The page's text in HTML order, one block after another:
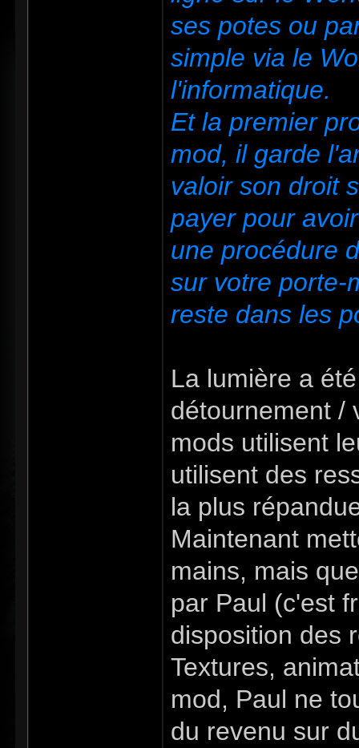
ses potes ou
simple via le
l'informatique.
Et la premier
mod, il garde
valoir son droit
payer pour
une procédure
sur votre porte-
reste dans les
La lumière a
détournement /
mods utilisent
utilisent des
la plus
Maintenant
mains, mais
par Paul (c'est
disposition des
Textures,
mod, Paul ne
du revenu sur